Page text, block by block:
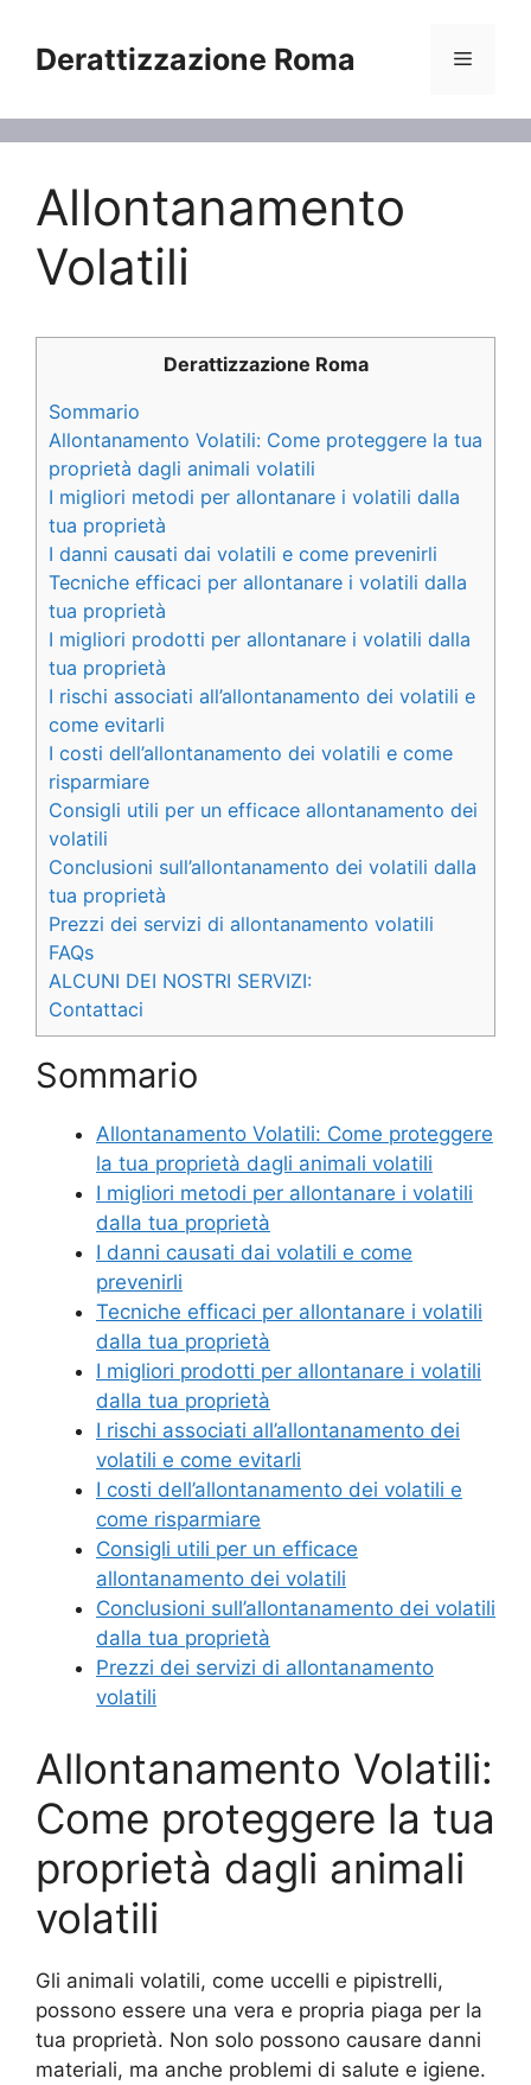
contenuto
Derattizzazione Roma Menu
Allontanamento
Volatili
Derattizzazione Roma
Sommario
Allontanamento Volatili: Come proteggere la tua
proprietà dagli animali volatili
I migliori metodi per allontanare i volatili dalla
tua proprietà
I danni causati dai volatili e come prevenirli
Tecniche efficaci per allontanare i volatili dalla
tua proprietà
I migliori prodotti per allontanare i volatili dalla
tua proprietà
I rischi associati all’allontanamento dei volatili e
come evitarli
I costi dell’allontanamento dei volatili e come
risparmiare
Consigli utili per un efficace allontanamento dei
volatili
Conclusioni sull’allontanamento dei volatili dalla
tua proprietà
Prezzi dei servizi di allontanamento volatili
FAQs
ALCUNI DEI NOSTRI SERVIZI:
Contattaci
Sommario
Allontanamento Volatili: Come proteggere
la tua proprietà dagli animali volatili
I migliori metodi per allontanare i volatili
dalla tua proprietà
I danni causati dai volatili e come
prevenirli
Tecniche efficaci per allontanare i volatili
dalla tua proprietà
I migliori prodotti per allontanare i volatili
dalla tua proprietà
I rischi associati all’allontanamento dei
volatili e come evitarli
I costi dell’allontanamento dei volatili e
come risparmiare
Consigli utili per un efficace
allontanamento dei volatili
Conclusioni sull’allontanamento dei volatili
dalla tua proprietà
Prezzi dei servizi di allontanamento
volatili
Allontanamento Volatili:
Come proteggere la tua
proprietà dagli animali
volatili
Gli animali volatili, come uccelli e pipistrelli,
possono essere una vera e propria piaga per la
tua proprietà. Non solo possono causare danni
materiali, ma anche problemi di salute e igiene.